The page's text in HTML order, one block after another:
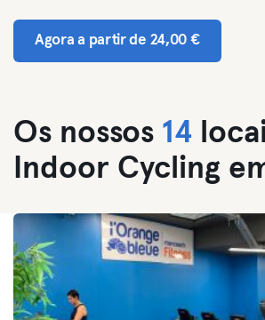
Agora a partir de 24,00 €
Os nossos 14
Indoor Cycling